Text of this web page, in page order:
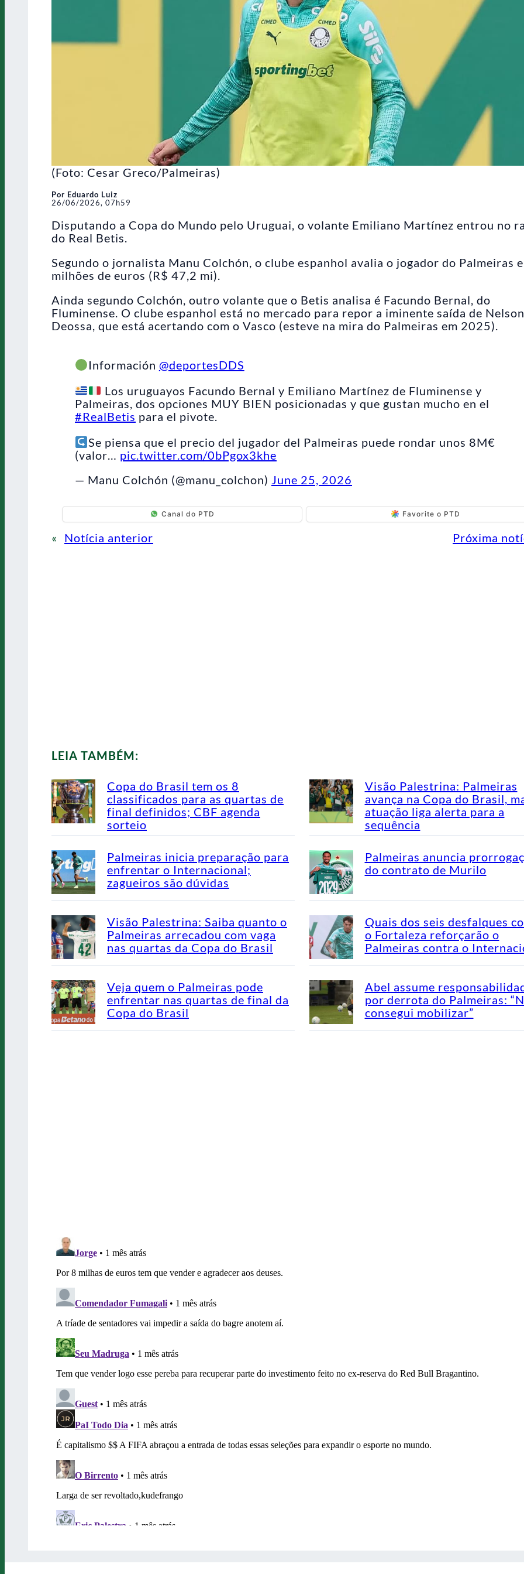
(Foto: Cesar Greco/Palmeiras)
Por Eduardo Luiz
26/06/2026, 07h59
Disputando a Copa do Mundo pelo Uruguai, o volante Emiliano Martínez entrou no
do Real Betis.
Segundo o jornalista Manu Colchón, o clube espanhol avalia o jogador do Palmeiras
milhões de euros (R$ 47,2 mi).
Ainda segundo Colchón, outro volante que o Betis analisa é Facundo Bernal, do
Fluminense. O clube espanhol está no mercado para repor a iminente saída de Nelson
Deossa, que está acertando com o Vasco (esteve na mira do Palmeiras em 2025).
Información @deportesDDS
Los uruguayos Facundo Bernal y Emiliano Martínez de Fluminense y
Palmeiras, dos opciones MUY BIEN posicionadas y que gustan mucho en el
#RealBetis para el pivote.
Se piensa que el precio del jugador del Palmeiras puede rondar unos 8M€
(valor… pic.twitter.com/0bPgox3khe
— Manu Colchón (@manu_colchon) June 25, 2026
Canal do PTD Favorite o PTD
« Notícia anterior Próxima
LEIA TAMBÉM:
Copa do Brasil tem os 8
classificados para as quartas de
final definidos; CBF agenda
sorteio
Visão Palestrina: Palmeiras
avança na Copa do Brasil,
atuação liga alerta para a
sequência
Palmeiras inicia preparação para
enfrentar o Internacional;
zagueiros são dúvidas
Palmeiras anuncia
do contrato de Murilo
Visão Palestrina: Saiba quanto o
Palmeiras arrecadou com vaga
nas quartas da Copa do Brasil
Quais dos seis desfalques
o Fortaleza reforçarão o
Palmeiras contra o
Veja quem o Palmeiras pode
enfrentar nas quartas de final da
Copa do Brasil
Abel assume
por derrota do Palmeiras:
consegui mobilizar”